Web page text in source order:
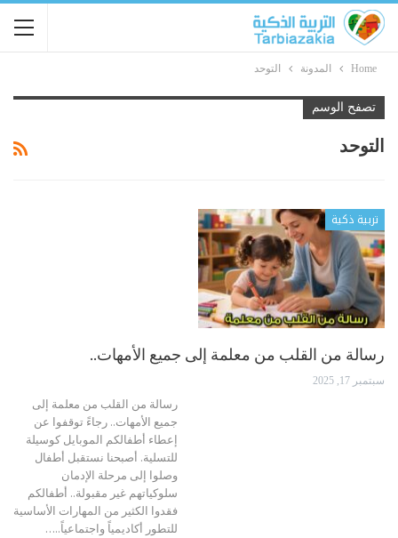
Home المدونة التوحد
تصفح الوسم
التوحد
تربية ذكية
رسالة من القلب من معلمة إلى جميع الأمهات..
سبتمبر 17, 2025
رسالة من القلب من معلمة إلى
جميع الأمهات.. رجاءً توقفوا عن
إعطاء أطفالكم الموبايل كوسيلة
للتسلية. أصبحنا نستقبل أطفال
وصلوا إلى مرحلة الإدمان
سلوكياتهم غير مقبولة.. أطفالكم
فقدوا الكثير من المهارات الأساسية
للتطور أكاديمياً واجتماعياً..…